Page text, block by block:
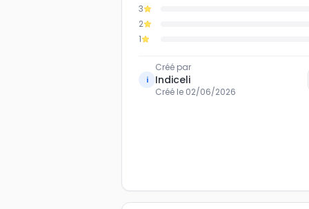
3
2
1
i
Créé par
Indiceli
Créé le 02/06/2026